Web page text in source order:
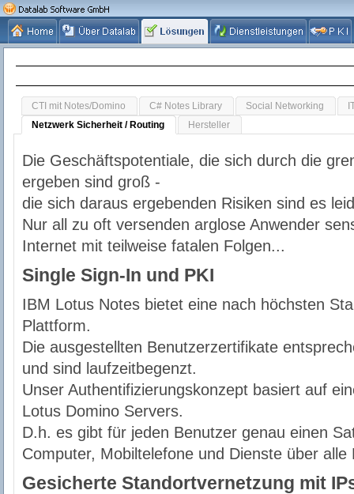
CTI mit Notes/Domino C# Notes Library Social Networking
Netzwerk Sicherheit / Routing
Hersteller
Die Geschäftspotentiale, die sich durch die
ergeben sind groß -
die sich daraus ergebenden Risiken sind es
Nur all zu oft versenden arglose Anwender
Internet mit teilweise fatalen Folgen...
Single Sign-In und PKI
IBM Lotus Notes bietet eine nach höchsten
Plattform.
Die ausgestellten Benutzerzertifikate
und sind laufzeitbegenzt.
Unser Authentifizierungskonzept basiert auf
Lotus Domino Servers.
D.h. es gibt für jeden Benutzer genau einen
Computer, Mobiltelefone und Dienste über
Gesicherte Standortvernetzung mit